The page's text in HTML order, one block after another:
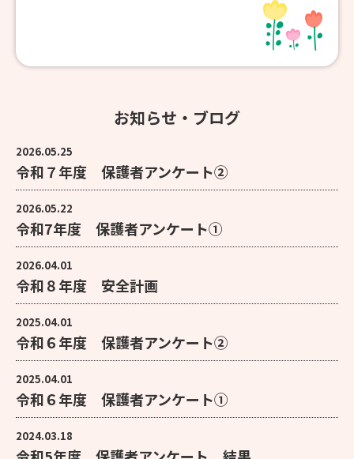
お知らせ・ブログ
2026.05.25
令和７年度 保護者アンケート②
2026.05.22
令和7年度 保護者アンケート①
2026.04.01
令和８年度 安全計画
2025.04.01
令和６年度 保護者アンケート②
2025.04.01
令和６年度 保護者アンケート①
2024.03.18